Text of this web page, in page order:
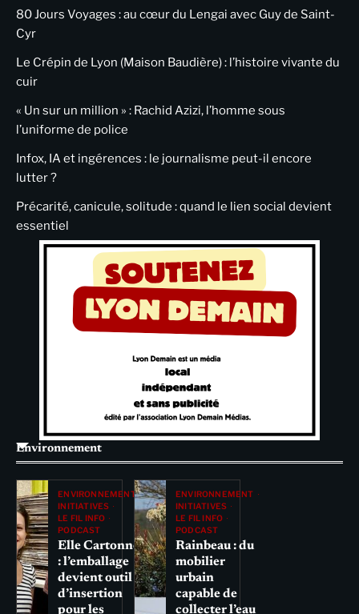
80 Jours Voyages : au cœur du Lengai avec Guy de Saint-
Cyr
Le Crépin de Lyon (Maison Baudière) : l’histoire vivante du
cuir
« Un sur un million » : Rachid Azizi, l’homme sous
l’uniforme de police
Infox, IA et ingérences : le journalisme peut-il encore
lutter ?
Précarité, canicule, solitude : quand le lien social devient
essentiel
Environnement
ENVIRONNEMENT
INITIATIVES
LE FIL INFO
PODCAST
Elle Cartonne
: l’emballage
devient outil
d’insertion
pour les
ENVIRONNEMENT
INITIATIVES
LE FIL INFO
PODCAST
Rainbeau : du
mobilier
urbain
capable de
collecter l’eau